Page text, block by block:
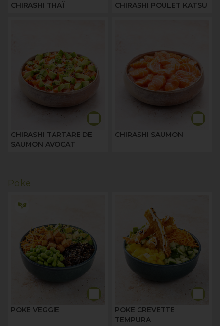
CHIRASHI THAÏ CHIRASHI POULET KATSU
CHIRASHI TARTARE DE
SAUMON AVOCAT
CHIRASHI SAUMON
Poke
POKE VEGGIE
POKE CREVETTE
TEMPURA